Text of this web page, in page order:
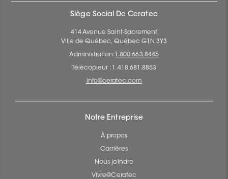
Siège Social De Ceratec
414 Avenue Saint-Sacrement
Ville de Québec, Québec G1N 3Y3
Administration: 1.800.663.8445
Télécopieur : 1.418.681.8853
info@ceratec.com
Notre Entreprise
À propos
Carrières
Nous joindre
Vivre@Ceratec